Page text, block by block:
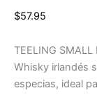
$57.95
TEELING
Whisky irlandés
especias, ideal